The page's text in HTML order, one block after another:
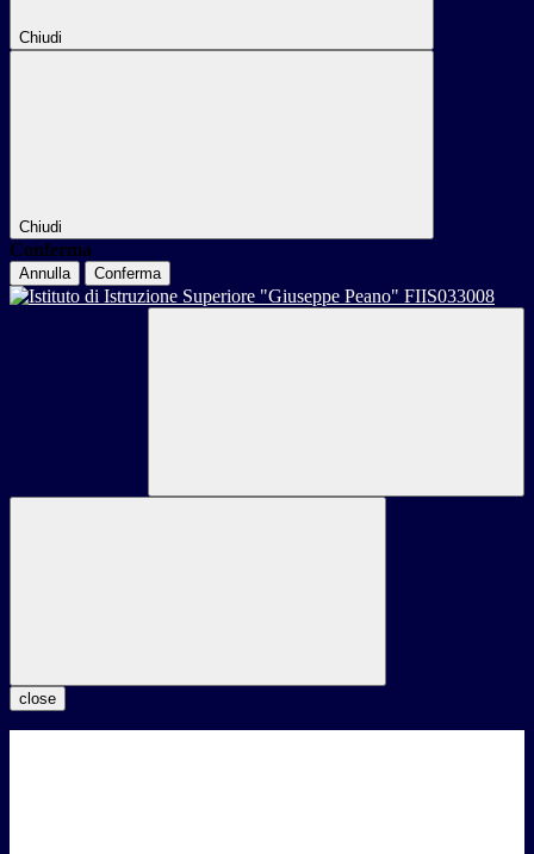
Chiudi
Chiudi
Conferma
Annulla Conferma
close